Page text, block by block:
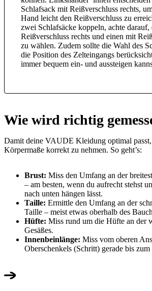
Schlafsack mit Reißverschluss rechts,
Hand leicht den Reißverschluss zu
zwei Schlafsäcke koppeln, achte darauf,
Reißverschluss rechts und einen mit
zu wählen. Zudem sollte die Wahl des
die Position des Zelteingangs
immer bequem ein- und aussteigen
Wie wird richtig
Damit deine VAUDE Kleidung optimal
Körpermaße korrekt zu nehmen. So geht’s:
Brust: Miss den Umfang an der
– am besten, wenn du aufrecht stehst
nach unten hängen lässt.
Taille: Ermittle den Umfang an der
Taille – meist etwas oberhalb des
Hüfte: Miss rund um die Hüfte an der
Gesäßes.
Innenbeinlänge: Miss vom oberen
Oberschenkels (Schritt) gerade bis